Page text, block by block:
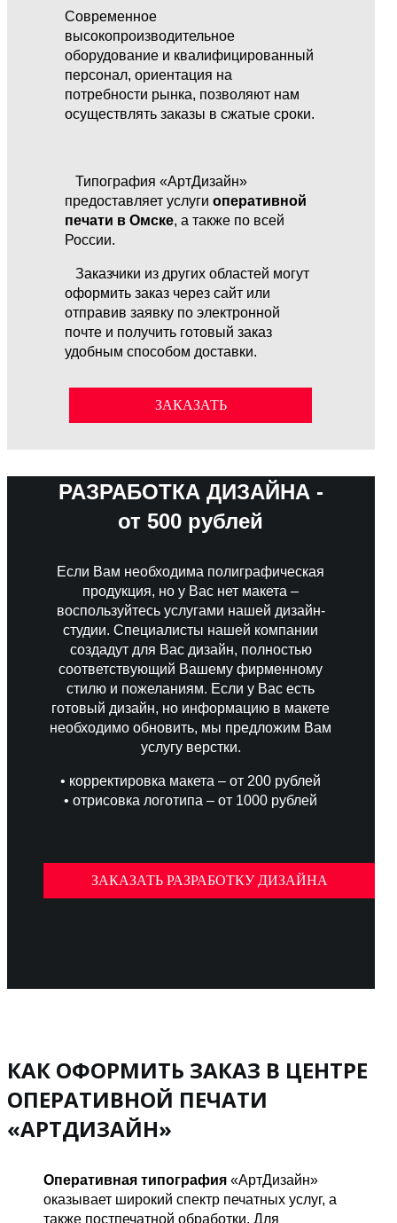
Современное
высокопроизводительное
оборудование и квалифицированный
персонал, ориентация на
потребности рынка, позволяют нам
осуществлять заказы в сжатые сроки.
Типография «АртДизайн»
предоставляет услугиоперативной
печати в Омске, а также по всей
России.
Заказчики из других областей могут
оформить заказ через сайт или
отправив заявку по электронной
почте и получить готовый заказ
удобным способом доставки.
ЗАКАЗАТЬ
РАЗРАБОТКА ДИЗАЙНА -
от 500 рублей
Если Вам необходима полиграфическая
продукция, но у Вас нет макета –
воспользуйтесь услугами нашей дизайн-
студии. Специалисты нашей компании
создадут для Вас дизайн, полностью
соответствующий Вашему фирменному
стилю и пожеланиям. Если у Вас есть
готовый дизайн, но информацию в макете
необходимо обновить, мы предложим Вам
услугу верстки.
• корректировка макета – от 200 рублей
• отрисовка логотипа – от 1000 рублей
ЗАКАЗАТЬ РАЗРАБОТКУ ДИЗАЙНА
КАК ОФОРМИТЬ ЗАКАЗ В ЦЕНТРЕ
ОПЕРАТИВНОЙ ПЕЧАТИ
«АРТДИЗАЙН»
Оперативная типография «АртДизайн»
оказывает широкий спектр печатных услуг, а
также постпечатной обработки. Для